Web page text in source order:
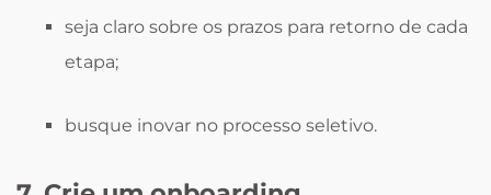
seja claro sobre os prazos para retorno de cada
etapa;
busque inovar no processo seletivo.